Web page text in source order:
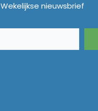
Wekelijkse nieuwsbrief